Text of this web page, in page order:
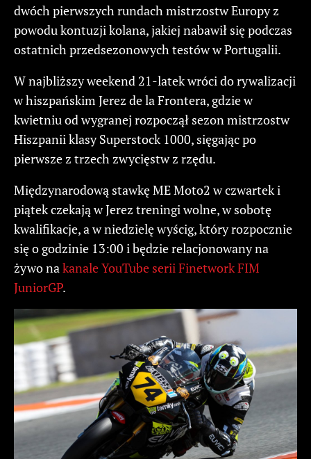
dwóch pierwszych rundach mistrzostw Europy z
powodu kontuzji kolana, jakiej nabawił się podczas
ostatnich przedsezonowych testów w Portugalii.
W najbliższy weekend 21-latek wróci do rywalizacji
w hiszpańskim Jerez de la Frontera, gdzie w
kwietniu od wygranej rozpoczął sezon mistrzostw
Hiszpanii klasy Superstock 1000, sięgając po
pierwsze z trzech zwycięstw z rzędu.
Międzynarodową stawkę ME Moto2 w czwartek i
piątek czekają w Jerez treningi wolne, w sobotę
kwalifikacje, a w niedzielę wyścig, który rozpocznie
się o godzinie 13:00 i będzie relacjonowany na
żywo na kanale YouTube serii Finetwork FIM
JuniorGP.